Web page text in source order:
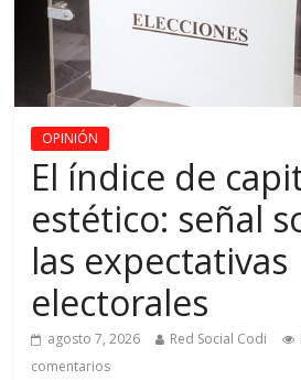
OPINIÓN
El índice de
estético: señal
las expectativas
electorales
agosto 7, 2026 Red Social Codi
comentarios